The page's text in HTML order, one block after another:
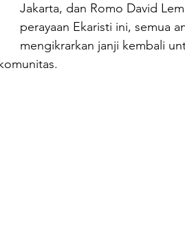
Jakarta, dan Romo David
perayaan Ekaristi ini, semua
mengikrarkan janji kembali